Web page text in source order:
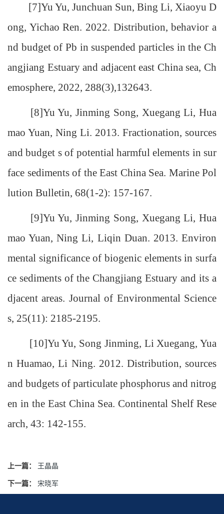
[7]Yu Yu, Junchuan Sun, Bing Li, Xiaoyu D
ong, Yichao Ren. 2022. Distribution, behavior a
nd budget of Pb in suspended particles in the Ch
angjiang Estuary and adjacent east China sea, Ch
emosphere, 2022, 288(3),132643.
[8]Yu Yu, Jinming Song, Xuegang Li, Hua
mao Yuan, Ning Li. 2013. Fractionation, sources
and budget s of potential harmful elements in sur
face sediments of the East China Sea. Marine Pol
lution Bulletin, 68(1-2): 157-167.
[9]Yu Yu, Jinming Song, Xuegang Li, Hua
mao Yuan, Ning Li, Liqin Duan. 2013. Environ
mental significance of biogenic elements in surfa
ce sediments of the Changjiang Estuary and its a
djacent areas. Journal of Environmental Science
s, 25(11): 2185-2195.
[10]Yu Yu, Song Jinming, Li Xuegang, Yua
n Huamao, Li Ning. 2012. Distribution, sources
and budgets of particulate phosphorus and nitrog
en in the East China Sea. Continental Shelf Rese
arch, 43: 142-155.
上一篇： 王晶晶
下一篇： 宋晓军